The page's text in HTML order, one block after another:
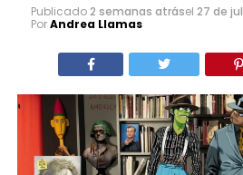
Publicado2 semanas atrásel 27 de
PorAndrea Llamas